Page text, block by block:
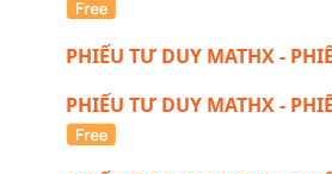
PHIẾU TƯ DUY MATHX -
PHIẾU TƯ DUY MATHX -